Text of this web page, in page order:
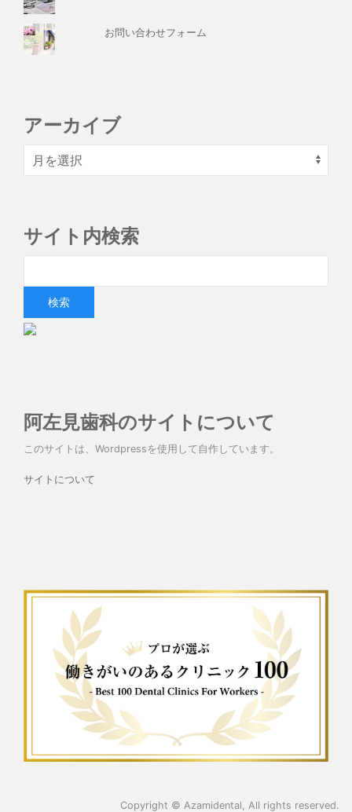
お問い合わせフォーム
アーカイブ
サイト内検索
阿左見歯科のサイトについて
このサイトは、Wordpressを使用して自作しています。
サイトについて
Copyright © Azamidental , All rights reserved.